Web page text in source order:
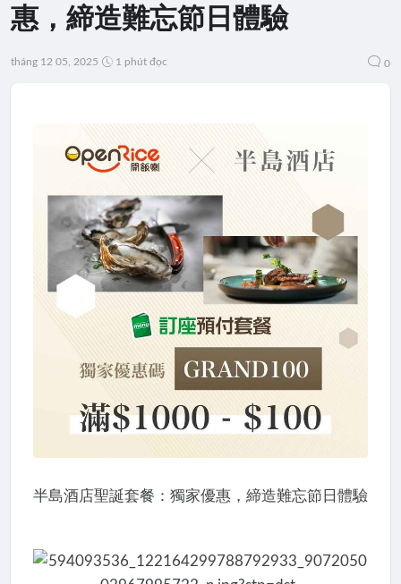
惠，締造難忘節日體驗
tháng 12 05, 2025 1 phút đọc 0
半島酒店聖誕套餐：獨家優惠，締造難忘節日體驗